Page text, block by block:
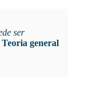
Teoria general